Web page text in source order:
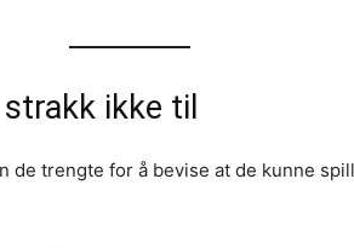
ikke til
de trengte for å bevise at de kunne